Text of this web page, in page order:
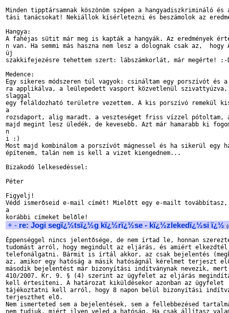
Minden tipptársamnak köszönöm szépen a hangyadiszkrimináló és
tási tanácsokat! Nekiállok kísérletezni és beszámolok az
Hangya:
A fahéjas sütit már meg is kapták a hangyák. Az eredmények
n van. Ha semmi más haszna nem lesz a dolognak csak az,
új
szakkifejezésre tehettem szert: lábszámkorlát, már megérte! :-
Medence:
Egy sikeres módszeren túl vagyok: csináltam egy porszívót és a
ra applikálva, a leülepedett vasport közvetlenül
slaggal
egy feláldozható területre vezettem. A kis porszívó remekül
a
rozsdaport, alig maradt. a veszteséget friss vízzel pótoltam,
majd megint lesz üledék, de kevesebb. Azt már hamarabb ki
n
i :)
Most majd kombinálom a porszívót mágnessel és ha sikerül egy
építenem, talán nem is kell a vizet kiengednem...
Bizakodó lelkesedéssel:
Péter
Figyelj!
Védd ismerõseid e-mail címét! Mielõtt egy e-mailt
a
+ - re: Jogi segï¿½tsï¿½g kï¿½rï¿½se - kï¿½zlekedï¿½si ï¿½ (
Éppenséggel nincs jelentõsége, de nem írtad le, honnan
tudomást arról, hogy megindult az eljárás, és amiért elkezdtél
telefonálgatni. Bármit is írtál akkor, az csak bejelentés
az, amikor egy hatóság a másik hatóságnál kérelmet terjeszt
második bejelentést már bizonyítási indítványnak nevezik,
410/2007. Kr. 9. § (4) szerint az ügyfelet az eljárás
kell értesíteni. A határozat kiküldésekor azonban az ügyfelet
tájékoztatni kell arról, hogy 8 napon belül bizonyítási
terjeszthet elõ.
Nem ismerteted sem a bejelentések, sem a fellebbezésed
nem tudjuk, miért ilyen veled a hatóság. Ha csak állítasz